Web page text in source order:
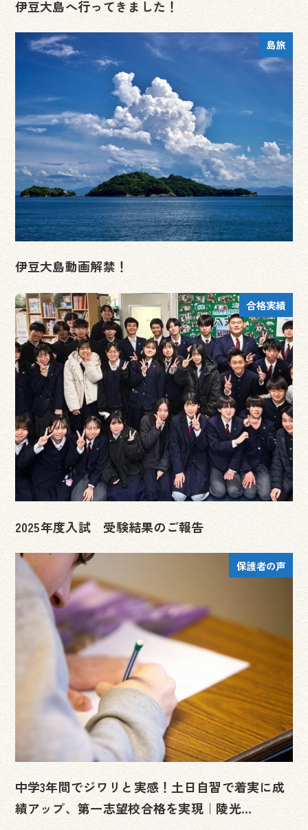
伊豆大島へ行ってきました！
島旅
伊豆大島動画解禁！
合格実績
2025年度入試 受験結果のご報告
保護者の声
中学3年間でジワリと実感！土日自習で着実に成
績アップ、第一志望校合格を実現｜陵光…